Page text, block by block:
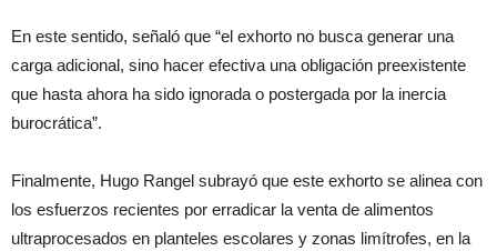
En este sentido, señaló que “el exhorto no busca generar una
carga adicional, sino hacer efectiva una obligación preexistente
que hasta ahora ha sido ignorada o postergada por la inercia
burocrática”.
Finalmente, Hugo Rangel subrayó que este exhorto se alinea con
los esfuerzos recientes por erradicar la venta de alimentos
ultraprocesados en planteles escolares y zonas limítrofes, en la